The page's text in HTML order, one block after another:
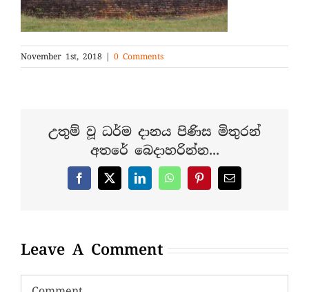
November 1st, 2018 | 0 Comments
උතුම් වූ ධර්ම දානය පිණිස මිතුරන්
අතරේ බෙදාහරින්න...
Facebook
X LinkedInWhatsAppPinterestEmail
Leave A Comment
Comment